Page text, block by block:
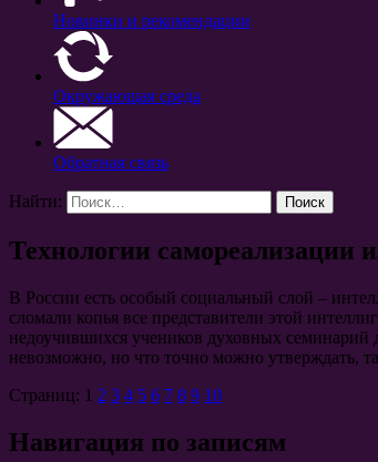
Новинки и рекомендации
Окружающая среда
Обратная связь
Найти:
Технологии самореализации
В России есть особый социальный слой –
сломали копья все представители этой
недоучившихся учеников духовных семинарий
невозможно, но что точно можно утверждать,
Страниц: 1 2 3 4 5 6 7 8 9 10
Навигация по записям